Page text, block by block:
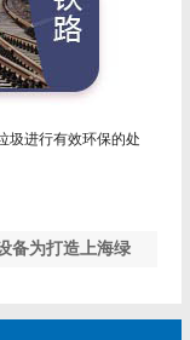
圾进行有效环保的处
备为打造上海绿